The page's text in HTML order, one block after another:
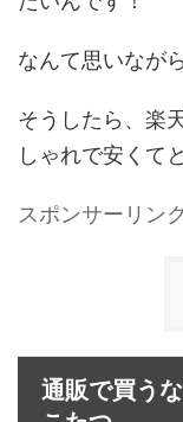
なんて思いなが
そうしたら、楽
しゃれで安くて
スポンサーリンク
通販で買う